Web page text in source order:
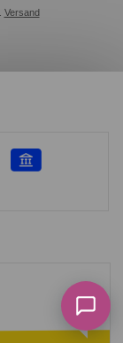
Versand